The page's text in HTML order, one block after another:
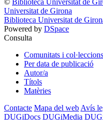
Universitat de Girona
Biblioteca Universitat de
Powered by DSpace
Consulta
Comunitats i col·leccions
Per data de publicació
Autor/a
Títols
Matèries
Contacte Mapa del web Avís
DUGiDocs DUGiMedia